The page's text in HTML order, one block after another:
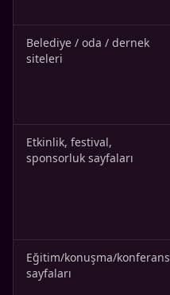
Belediye / oda / dernek
siteleri
Etkinlik, festival,
sponsorluk sayfaları
Eğitim/konuşma/konferans
sayfaları